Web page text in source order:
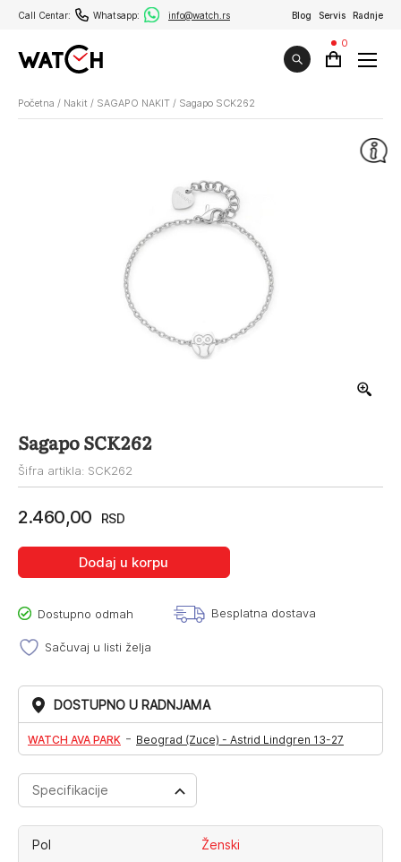
Call Centar: Whatsapp: info@watch.rs Blog Servis Radnje
0
Početna / Nakit / SAGAPO NAKIT / Sagapo SCK262
Sagapo SCK262
Šifra artikla: SCK262
2.460,00 RSD
Dodaj u korpu
Dostupno odmah Besplatna dostava
Sačuvaj u listi želja
DOSTUPNO U RADNJAMA
WATCH AVA PARK - Beograd (Zuce) - Astrid Lindgren 13-27
Specifikacije
Pol Ženski